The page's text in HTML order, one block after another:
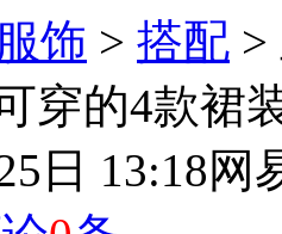
服饰 > 搭配 >
穿的4款裙
日 13:18网